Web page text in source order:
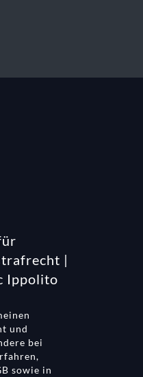
|
Ippolito
und
bei
sowie in